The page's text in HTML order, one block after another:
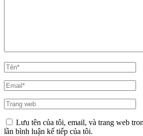
Tên*
Email*
Trang
web
Lưu tên của tôi, email, và trang web
lần bình luận kế tiếp của tôi.